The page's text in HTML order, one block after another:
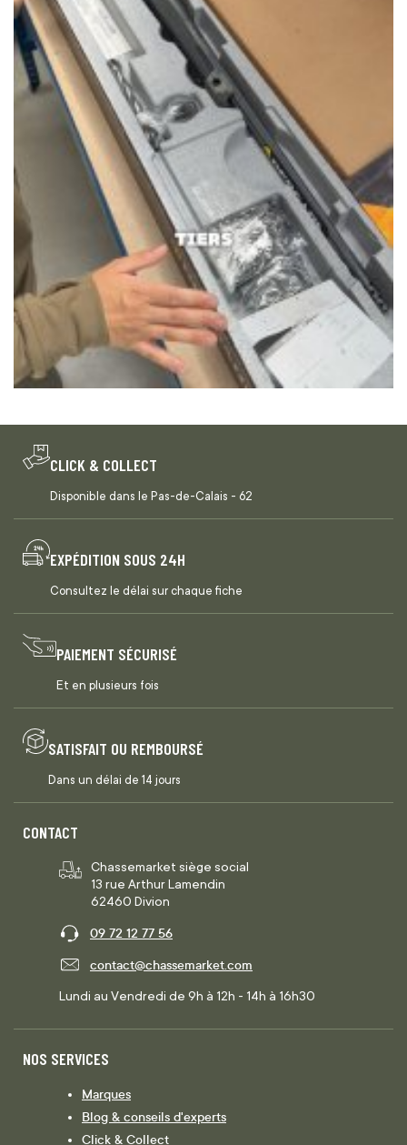
CLICK & COLLECT
Disponible dans le Pas-de-Calais - 62
EXPÉDITION SOUS 24H
Consultez le délai sur chaque fiche
PAIEMENT SÉCURISÉ
Et en plusieurs fois
SATISFAIT OU REMBOURSÉ
Dans un délai de 14 jours
CONTACT
Chassemarket siège social
13 rue Arthur Lamendin
62460 Divion
09 72 12 77 56
contact@chassemarket.com
Lundi au Vendredi de 9h à 12h - 14h à 16h30
NOS SERVICES
Marques
Blog & conseils d'experts
Click & Collect